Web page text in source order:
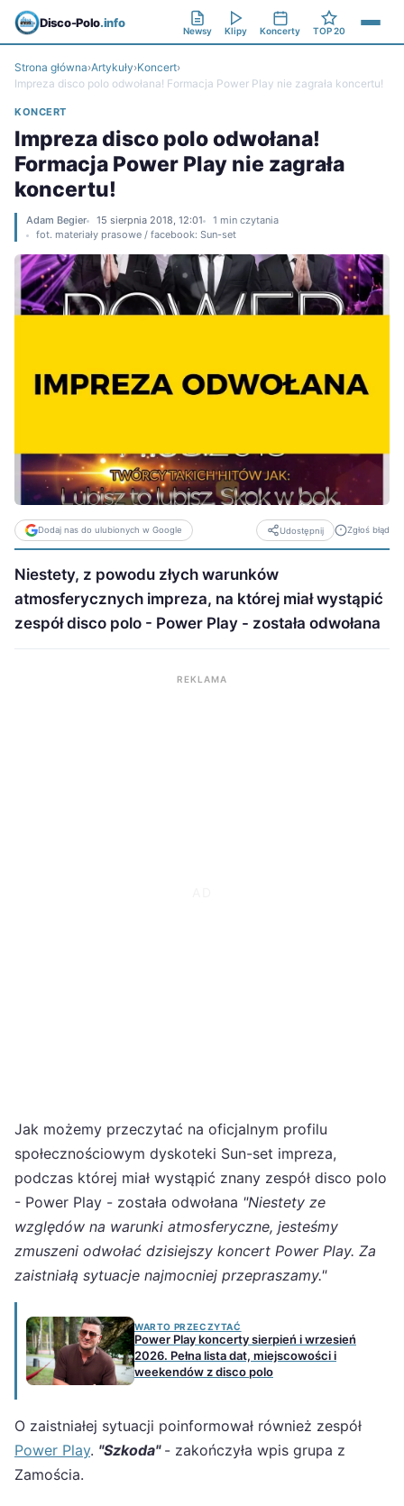
Disco-Polo.info
Newsy Klipy Koncerty TOP 20
Strona główna›Artykuły›Koncert›
Impreza disco polo odwołana! Formacja Power Play nie zagrała koncertu!
KONCERT
Impreza disco polo odwołana!
Formacja Power Play nie zagrała
koncertu!
Adam Begier 15 sierpnia 2018, 12:01
1 min czytania
fot. materiały prasowe / facebook: Sun-set
Dodaj nas do ulubionych w Google Udostępnij Zgłoś błąd
Niestety, z powodu złych warunków
atmosferycznych impreza, na której miał wystąpić
zespół disco polo - Power Play - została odwołana
REKLAMA
Jak możemy przeczytać na oficjalnym profilu
społecznościowym dyskoteki Sun-set impreza,
podczas której miał wystąpić znany zespół disco polo
- Power Play - została odwołana "Niestety ze
względów na warunki atmosferyczne, jesteśmy
zmuszeni odwołać dzisiejszy koncert Power Play. Za
zaistniałą sytuacje najmocniej przepraszamy."
WARTO PRZECZYTAĆ
Power Play koncerty sierpień i wrzesień
2026. Pełna lista dat, miejscowości i
weekendów z disco polo
O zaistniałej sytuacji poinformował również zespół
Power Play. "Szkoda" - zakończyła wpis grupa z
Zamościa.